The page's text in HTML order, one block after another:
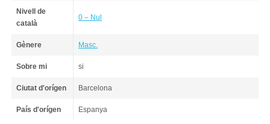
Nivell de
català
0 – Nul
Gènere Masc.
Sobre mi si
Ciutat d'orígen Barcelona
País d'orígen Espanya